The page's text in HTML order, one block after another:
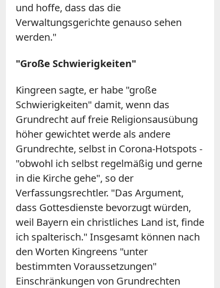
und hoffe, dass das die
Verwaltungsgerichte genauso sehen
werden."
"Große Schwierigkeiten"
Kingreen sagte, er habe "große
Schwierigkeiten" damit, wenn das
Grundrecht auf freie Religionsausübung
höher gewichtet werde als andere
Grundrechte, selbst in Corona-Hotspots -
"obwohl ich selbst regelmäßig und gerne
in die Kirche gehe", so der
Verfassungsrechtler. "Das Argument,
dass Gottesdienste bevorzugt würden,
weil Bayern ein christliches Land ist, finde
ich spalterisch." Insgesamt können nach
den Worten Kingreens "unter
bestimmten Voraussetzungen"
Einschränkungen von Grundrechten